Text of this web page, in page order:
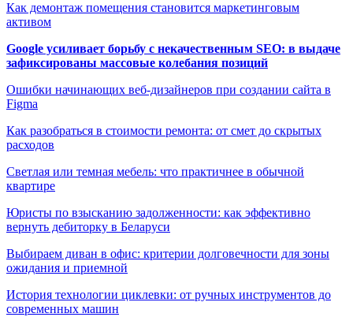
Как демонтаж помещения становится маркетинговым
активом
Google усиливает борьбу с некачественным SEO: в выдаче
зафиксированы массовые колебания позиций
Ошибки начинающих веб-дизайнеров при создании сайта в
Figma
Как разобраться в стоимости ремонта: от смет до скрытых
расходов
Светлая или темная мебель: что практичнее в обычной
квартире
Юристы по взысканию задолженности: как эффективно
вернуть дебиторку в Беларуси
Выбираем диван в офис: критерии долговечности для зоны
ожидания и приемной
История технологии циклевки: от ручных инструментов до
современных машин